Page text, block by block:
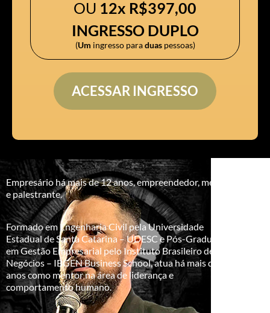
OU 12x R$397,00
INGRESSO DUPLO
(Um ingresso paraduaspessoas)
ACESSAR INGRESSO
Empresário há mais de 12 anos, empreendedor, mentor
e palestrante.
Formado em Engenharia Civil pela Universidade
Estadual de Santa Catarina – UDESC e Pós-Graduado
em Gestão Empresarial pelo Instituto Brasileiro de
Negócios – IBGEN Business School, atua há mais de 10
anos como mentor na área de liderança e
comportamento humano.